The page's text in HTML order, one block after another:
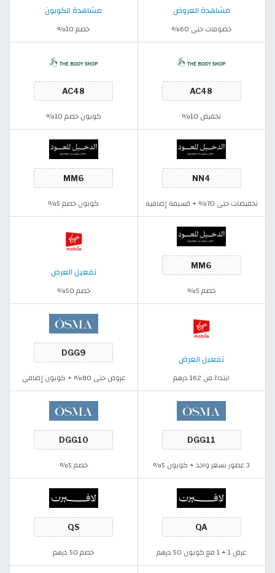
مشاهدة العروض
خصومات حتى 60%
مشاهدة الكوبون
خصم 10%
تخفيض 10% كوبون خصم 10%
تخفيضات حتى 70% + قسيمة إضافية كوبون خصم 5%
خصم 5%
تفعيل العرض
خصم 50%
تفعيل العرض
ابتداءً من 162 درهم عروض حتى 80% + كوبون إضافي
3 عطور بسعر واحد + كوبون 5% خصم 5%
عرض 1 + 1 مع كوبون 50 درهم خصم 50 درهم